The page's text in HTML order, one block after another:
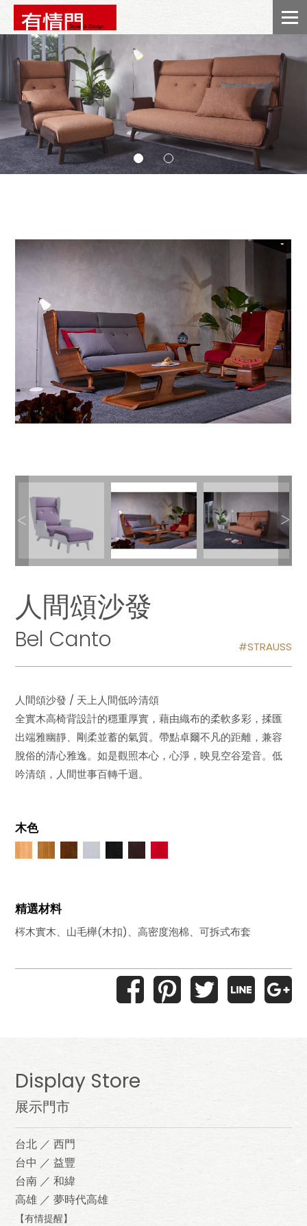
人間頌沙發
Bel Canto STRAUSS
人間頌沙發 / 天上人間低吟清頌
全實木高椅背設計的穩重厚實，藉由織布的柔軟多彩，揉匯
出端雅幽靜、剛柔並蓄的氣質。帶點卓爾不凡的距離，兼容
脫俗的清心雅逸。如是觀照本心，心淨，映見空谷跫音。低
吟清頌，人間世事百轉千迴。
木色
精選材料
梣木實木、山毛櫸(木扣)、高密度泡棉、可拆式布套
Display Store
展示門市
台北 ／ 西門
台中 ／ 益豐
台南 ／ 和緯
高雄 ／ 夢時代高雄
【有情提醒】